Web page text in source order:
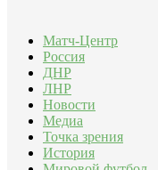
Матч-Центр
Россия
ДНР
ЛНР
Новости
Медиа
Точка зрения
История